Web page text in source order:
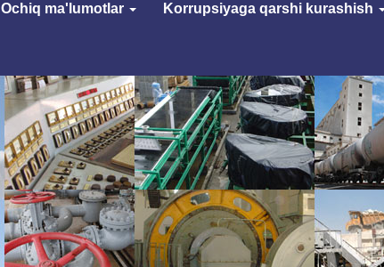
Ochiq ma'lumotlar Korrupsiyaga qarshi kurashish